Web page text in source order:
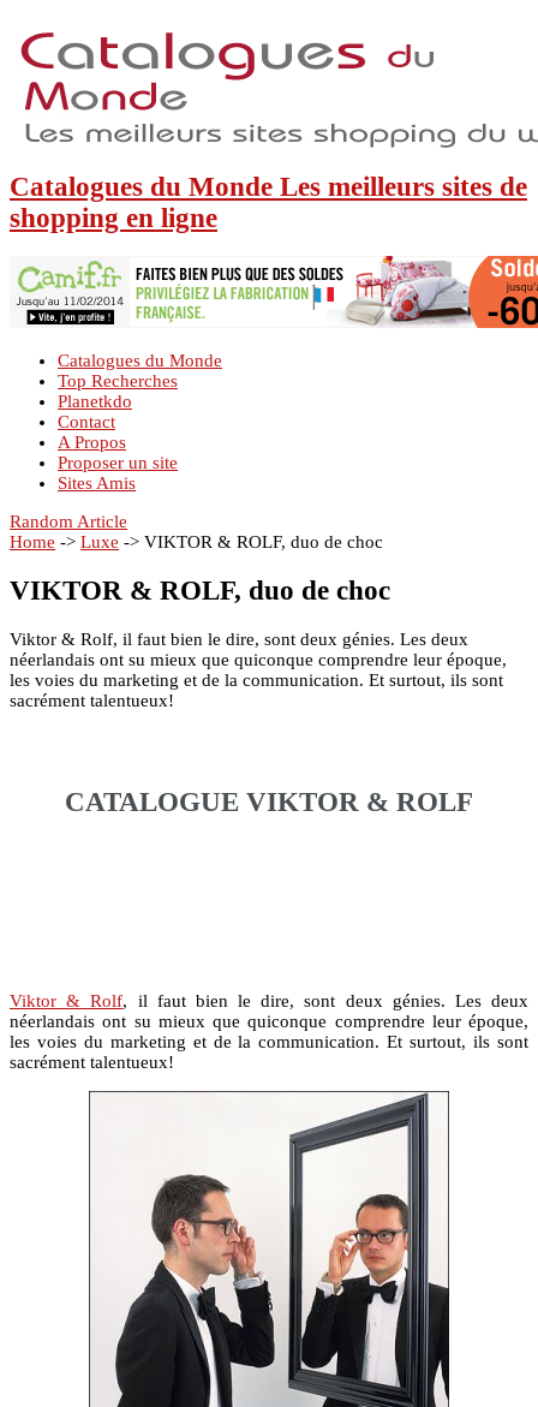
Catalogues du Monde Les meilleurs sites de
shopping en ligne
Catalogues du Monde
Top Recherches
Planetkdo
Contact
A Propos
Proposer un site
Sites Amis
Random Article
Home -> Luxe -> VIKTOR & ROLF, duo de choc
VIKTOR & ROLF, duo de choc
Viktor & Rolf, il faut bien le dire, sont deux génies. Les deux
néerlandais ont su mieux que quiconque comprendre leur époque,
les voies du marketing et de la communication. Et surtout, ils sont
sacrément talentueux!
CATALOGUE VIKTOR & ROLF
Viktor & Rolf, il faut bien le dire, sont deux génies. Les deux
néerlandais ont su mieux que quiconque comprendre leur époque,
les voies du marketing et de la communication. Et surtout, ils sont
sacrément talentueux!